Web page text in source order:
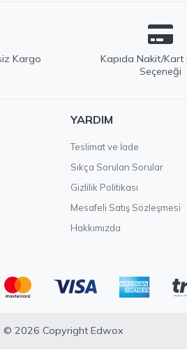
Kargo
Kapıda Nakit/Kart
Seçeneği
YARDIM
Teslimat ve İade
Sıkça Sorulan Sorular
Gizlilik Politikası
Mesafeli Satış Sözleşmesi
Hakkımızda
© 2026 Copyright Edwox